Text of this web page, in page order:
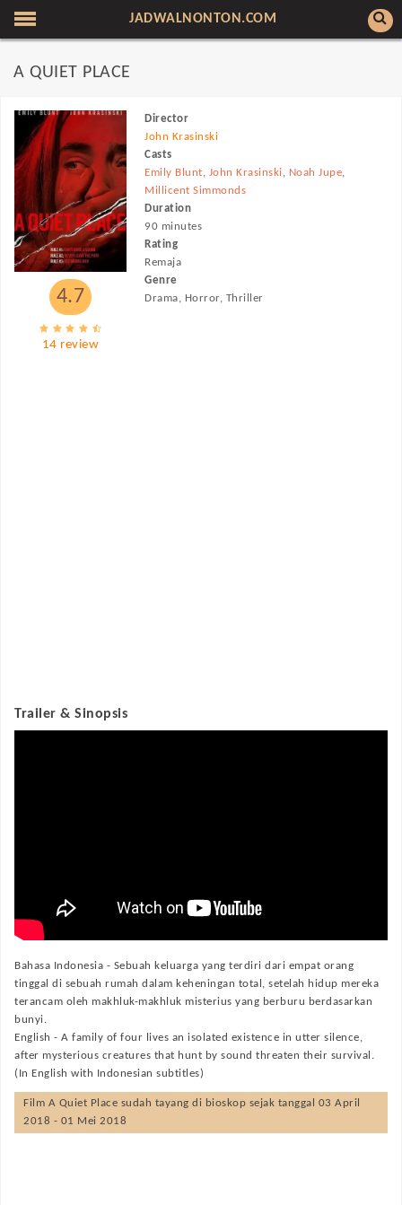
JADWALNONTON.COM
A QUIET PLACE
4.7
14 review
Director
John Krasinski
Casts
Emily Blunt, John Krasinski, Noah Jupe,
Millicent Simmonds
Duration
90 minutes
Rating
Remaja
Genre
Drama, Horror, Thriller
Trailer & Sinopsis
Bahasa Indonesia - Sebuah keluarga yang terdiri dari empat orang
tinggal di sebuah rumah dalam keheningan total, setelah hidup mereka
terancam oleh makhluk-makhluk misterius yang berburu berdasarkan
bunyi.
English - A family of four lives an isolated existence in utter silence,
after mysterious creatures that hunt by sound threaten their survival.
(In English with Indonesian subtitles)
Film A Quiet Place sudah tayang di bioskop sejak tanggal 03 April
2018 - 01 Mei 2018